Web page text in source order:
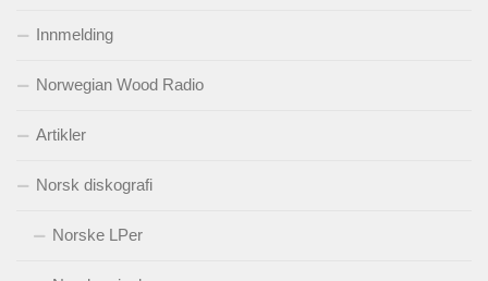
Innmelding
Norwegian Wood Radio
Artikler
Norsk diskografi
Norske LPer